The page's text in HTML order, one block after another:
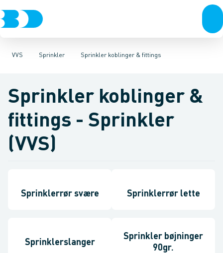
VVS
VVS El-teknikKloak VandforsyningKlimaKølIndustri
Sprinkler
Rør & fittingsPressfittings & rørKuglehaner & ventiler
Sprinkler koblinger & fittings
Sprinkler press Sprinkler koblinger & fittings
Sprinkler koblinger &
fittings - Sprinkler
(VVS)
Sprinklerrør svære Sprinklerrør lette
Sprinklerslanger
Sprinkler bøjninger
90gr.